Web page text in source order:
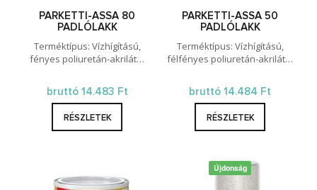
PARKETTI-ASSA 80
PADLÓLAKK
Terméktípus: Vízhígítású,
fényes poliuretán-akrilát…
bruttó 14.483 Ft
RÉSZLETEK
PARKETTI-ASSA 50
PADLÓLAKK
Terméktípus: Vízhígítású,
félfényes poliuretán-akrilát…
bruttó 14.484 Ft
RÉSZLETEK
Újdonság